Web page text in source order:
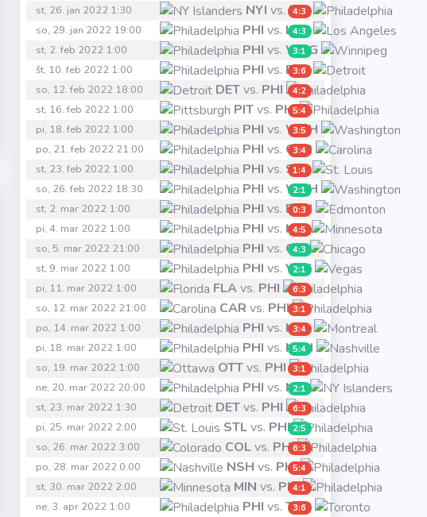
st, 26. jan 2022 1:30 NYI vs.PHI
4:3
so, 29. jan 2022 19:00 PHI vs. LAK
4:3
st, 2. feb 2022 1:00 PHI vs. WPG
3:1
št, 10. feb 2022 1:00 PHI vs. DET
3:6
so, 12. feb 2022 18:00 DETvs. PHI 4:2
st, 16. feb 2022 1:00 PITvs. PHI5:4
pi, 18. feb 2022 1:00 PHI vs. WSH
3:5
po, 21. feb 2022 21:00 PHI vs. CAR
3:4
st, 23. feb 2022 1:00 PHI vs. STL
1:4
so, 26. feb 2022 18:30 PHI vs.WSH
2:1
st, 2. mar 2022 1:00 PHI vs. EDM
0:3
pi, 4. mar 2022 1:00 PHI vs. MIN
4:5
so, 5. mar 2022 21:00 PHI vs. CHI
4:3
st, 9. mar 2022 1:00 PHI vs.VGK
2:1
pi, 11. mar 2022 1:00 FLAvs. PHI 6:3
so, 12. mar 2022 21:00 CAR vs. PHI 3:1
po, 14. mar 2022 1:00 PHI vs. MTL
3:4
pi, 18. mar 2022 1:00 PHI vs. NSH
5:4
so, 19. mar 2022 1:00 OTTvs. PHI 3:1
ne, 20. mar 2022 20:00 PHI vs. NYI
2:1
st, 23. mar 2022 1:30 DETvs. PHI 6:3
pi, 25. mar 2022 2:00 STLvs. PHI 2:5
so, 26. mar 2022 3:00 COLvs. PHI6:3
po, 28. mar 2022 0:00 NSH vs. PHI5:4
st, 30. mar 2022 2:00 MIN vs. PHI4:1
ne, 3. apr 2022 1:00 PHI vs.TOR
3:6